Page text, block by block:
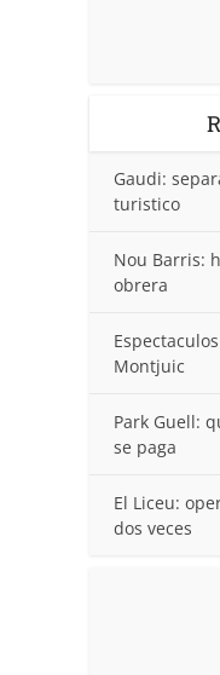
Gaudi:
turistico
Nou Barris:
obrera
Montjuic
Park Guell:
se paga
El Liceu:
dos veces